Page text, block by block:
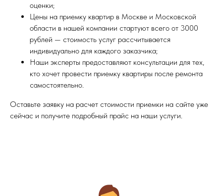
оценки;
Цены на приемку квартир в Москве и Московской
области в нашей компании стартуют всего от 3000
рублей — стоимость услуг рассчитывается
индивидуально для каждого заказчика;
Наши эксперты предоставляют консультации для тех,
кто хочет провести приемку квартиры после ремонта
самостоятельно.
Оставьте заявку на расчет стоимости приемки на сайте уже
сейчас и получите подробный прайс на наши услуги.